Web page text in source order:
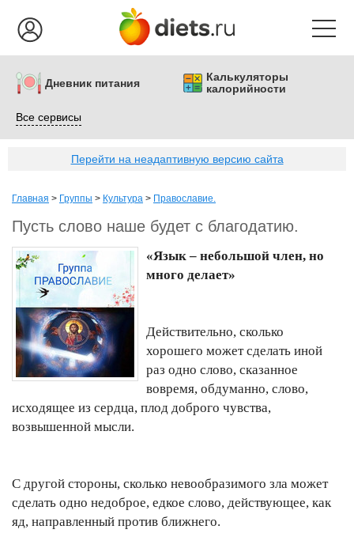
Дневник питания
Калькуляторы
калорийности
Все сервисы
Перейти на неадаптивную версию сайта
Главная > Группы > Культура > Православие.
Пусть слово наше будет с благодатию.
«Язык – небольшой член, но
много делает»
Действительно, сколько
хорошего может сделать иной
раз одно слово, сказанное
вовремя, обдуманно, слово,
исходящее из сердца, плод доброго чувства,
возвышенной мысли.
С другой стороны, сколько невообразимого зла может
сделать одно недоброе, едкое слово, действующее, как
яд, направленный против ближнего.